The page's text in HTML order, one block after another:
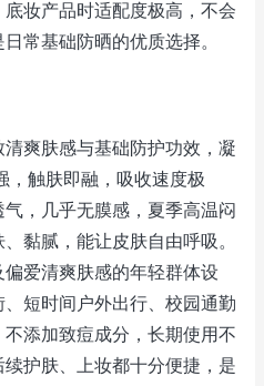
妆产品时适配度极高，不会
常基础防晒的优质选择。
爽肤感与基础防护功效，凝
，触肤即融，吸收速度极
，几乎无膜感，夏季高温闷
黏腻，能让皮肤自由呼吸。
爱清爽肤感的年轻群体设
短时间户外出行、校园通勤
添加致痘成分，长期使用不
护肤、上妆都十分便捷，是